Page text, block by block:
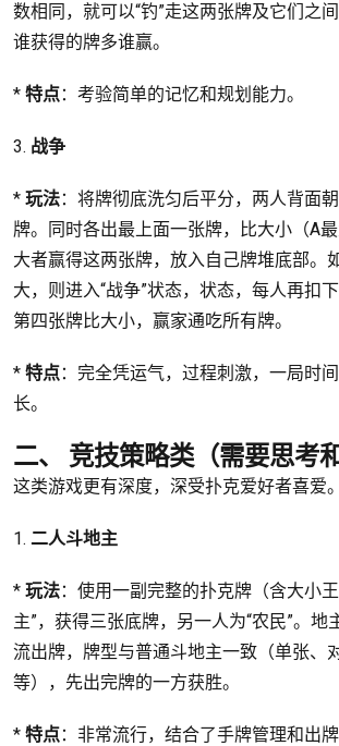
数相同，就可以“钓”走这两张牌及它们之
谁获得的牌多谁赢。
* 特点：考验简单的记忆和规划能力。
3. 战争
* 玩法：将牌彻底洗匀后平分，两人背面
牌。同时各出最上面一张牌，比大小（A
大者赢得这两张牌，放入自己牌堆底部。
大，则进入“战争”状态，状态，每人再扣
第四张牌比大小，赢家通吃所有牌。
* 特点：完全凭运气，过程刺激，一局时
长。
二、 竞技策略类（需要思考
这类游戏更有深度，深受扑克爱好者喜爱。
1. 二人斗地主
* 玩法：使用一副完整的扑克牌（含大小
主”，获得三张底牌，另一人为“农民”。地
流出牌，牌型与普通斗地主一致（单张、
等），先出完牌的一方获胜。
* 特点：非常流行，结合了手牌管理和出牌